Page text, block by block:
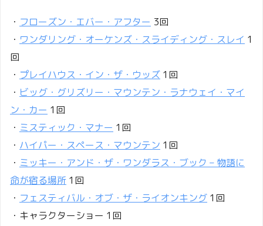
・ フローズン・エバー・アフター 3回
・ ワンダリング・オーケンズ・スライディング・スレイ 1
回
・ プレイハウス・イン・ザ・ウッズ 1回
・ ビッグ・グリズリー・マウンテン・ラナウェイ・マイ
ン・カー 1回
・ ミスティック・マナー 1回
・ ハイパー・スペース・マウンテン 1回
・ ミッキー・アンド・ザ・ワンダラス・ブック – 物語に
命が宿る場所 1回
・ フェスティバル・オブ・ザ・ライオンキング 1回
・キャラクターショー 1回